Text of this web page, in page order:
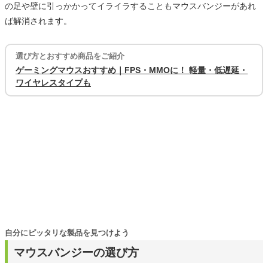
の足や壁に引っかかってイライラすることもマウスバンジーがあれ
ば解消されます。
選び方とおすすめ商品をご紹介
ゲーミングマウスおすすめ｜FPS・MMOに！ 軽量・低遅延・
ワイヤレスタイプも
マウスバンジーの選び方
自分にピッタリな製品を見つけよう